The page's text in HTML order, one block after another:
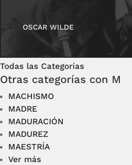
OSCAR WILDE
Todas las Categorías
Otras categorías con M
MACHISMO
MADRE
MADURACIÓN
MADUREZ
MAESTRÍA
Ver más